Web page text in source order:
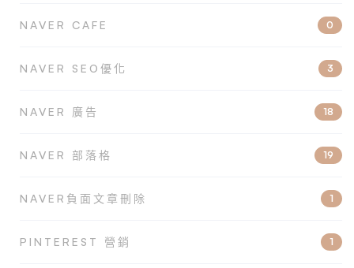
NAVER CAFE 0
NAVER SEO優化 3
NAVER 廣告 18
NAVER 部落格 19
NAVER負面文章刪除 1
PINTEREST 營銷 1